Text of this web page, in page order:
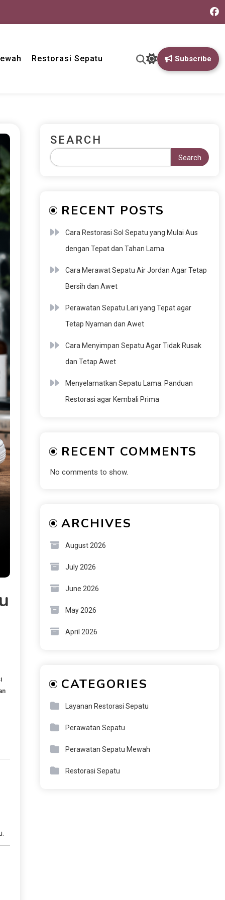
Restorasi Sepatu Subscribe
SEARCH
Search
RECENT POSTS
Cara Restorasi Sol Sepatu yang Mulai Aus
dengan Tepat dan Tahan Lama
Cara Merawat Sepatu Air Jordan Agar Tetap
Bersih dan Awet
Perawatan Sepatu Lari yang Tepat agar
Tetap Nyaman dan Awet
Cara Menyimpan Sepatu Agar Tidak Rusak
dan Tetap Awet
Menyelamatkan Sepatu Lama: Panduan
Restorasi agar Kembali Prima
RECENT COMMENTS
No comments to show.
ARCHIVES
August 2026
July 2026
June 2026
May 2026
April 2026
CATEGORIES
Layanan Restorasi Sepatu
Perawatan Sepatu
Perawatan Sepatu Mewah
Restorasi Sepatu